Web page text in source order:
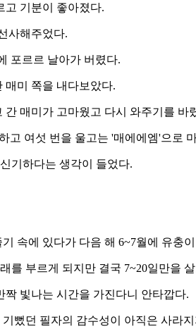
고 기분이 좋아졌다.
사해주었다.
포르르 날아가 버렸다.
매미 쪽을 내다보았다.
매미가 고마웠고 다시 와주기를 바
고 여섯 번을 울고는 '매에에엠'으로
기하다는 생각이 들었다.
속에 있다가 다음 해 6~7월에 유충
를 부르게 되지만 결국 7~20일만을
빛나는 시간을 가진다니 안타깝다.
뻤던 필자의 감수성이 아직은 사라